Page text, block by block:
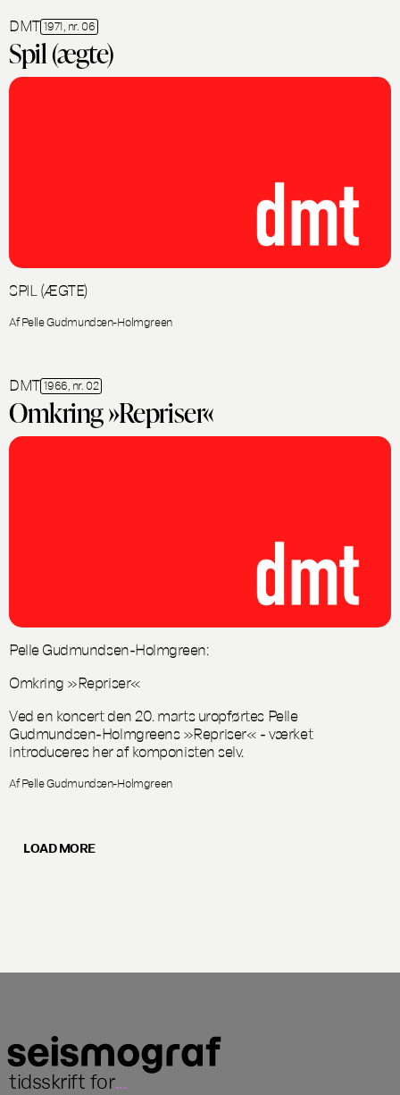
DMT 1971, nr. 06
Spil (ægte)
SPIL (ÆGTE)
Af Pelle Gudmundsen-Holmgreen
DMT 1966, nr. 02
Omkring »Repriser«
Pelle Gudmundsen-Holmgreen:
Omkring »Repriser«
Ved en koncert den 20. marts uropførtes Pelle
Gudmundsen-Holmgreens »Repriser« - værket
introduceres her af komponisten selv.
Af Pelle Gudmundsen-Holmgreen
LOAD MORE
tidsskrift for...